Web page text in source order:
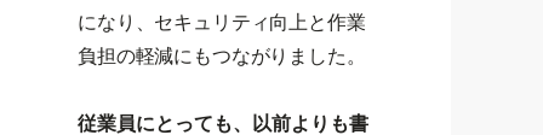
になり、セキュリティ向上と作業
負担の軽減にもつながりました。
従業員にとっても、以前よりも書